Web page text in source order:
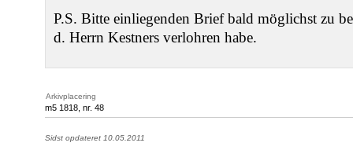
P.S. Bitte einliegenden Brief bald möglichst zu
d. Herrn Kestners verlohren habe.
Arkivplacering
m5 1818, nr. 48
Sidst opdateret 10.05.2011